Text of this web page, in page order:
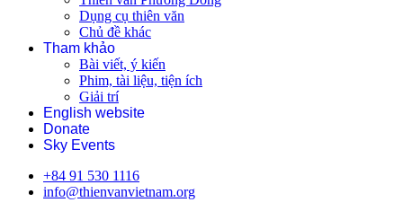
Dụng cụ thiên văn
Chủ đề khác
Tham khảo
Bài viết, ý kiến
Phim, tài liệu, tiện ích
Giải trí
English website
Donate
Sky Events
+84 91 530 1116
info@thienvanvietnam.org